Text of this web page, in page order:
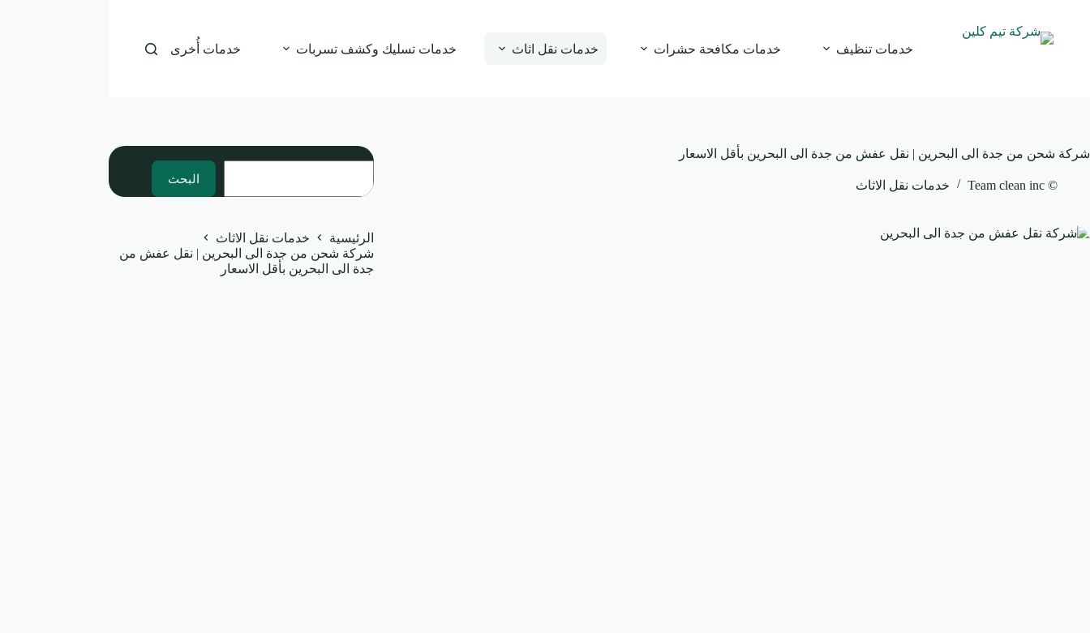
المحتوى
خدمات تنظيف خدمات مكافحة حشرات خدمات نقل اثاث خدمات تسليك وكشف تسربات خدمات أُخرى
شركة شحن من جدة الى البحرين | نقل عفش من جدة الى البحرين بأقل الاسعار
© Team clean inc خدمات نقل الاثاث
البحث
البحث
الرئيسية
خدمات نقل الاثاث
شركة شحن من جدة الى البحرين | نقل عفش من
جدة الى البحرين بأقل الاسعار